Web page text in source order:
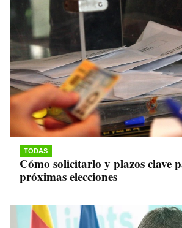
TODAS
Cómo solicitarlo y plazos clave
próximas elecciones